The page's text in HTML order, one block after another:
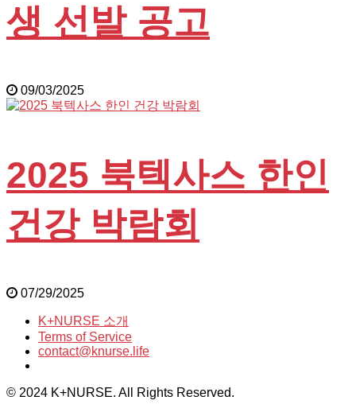
생 선발 공고
09/03/2025
2025 북텍사스 한인
건강 박람회
07/29/2025
K+NURSE 소개
Terms of Service
contact@knurse.life
© 2024 K+NURSE. All Rights Reserved.